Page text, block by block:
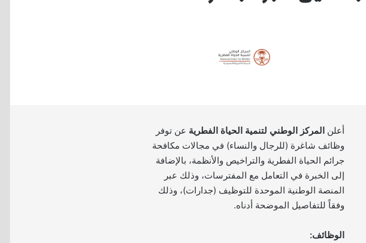
أعلن المركز الوطني لتنمية الحياة الفطرية عن توفر
وظائف شاغرة (للرجال والنساء) في مجالات مكافحة
جرائم الحياة الفطرية والتراخيص والأنظمة، بالإضافة
إلى الخبرة في التعامل مع المفترسات، وذلك عبر
المنصة الوطنية الموحدة للتوظيف (جدارات)، وذلك
وفقاً للتفاصيل الموضحة أدناه.
الوظائف: